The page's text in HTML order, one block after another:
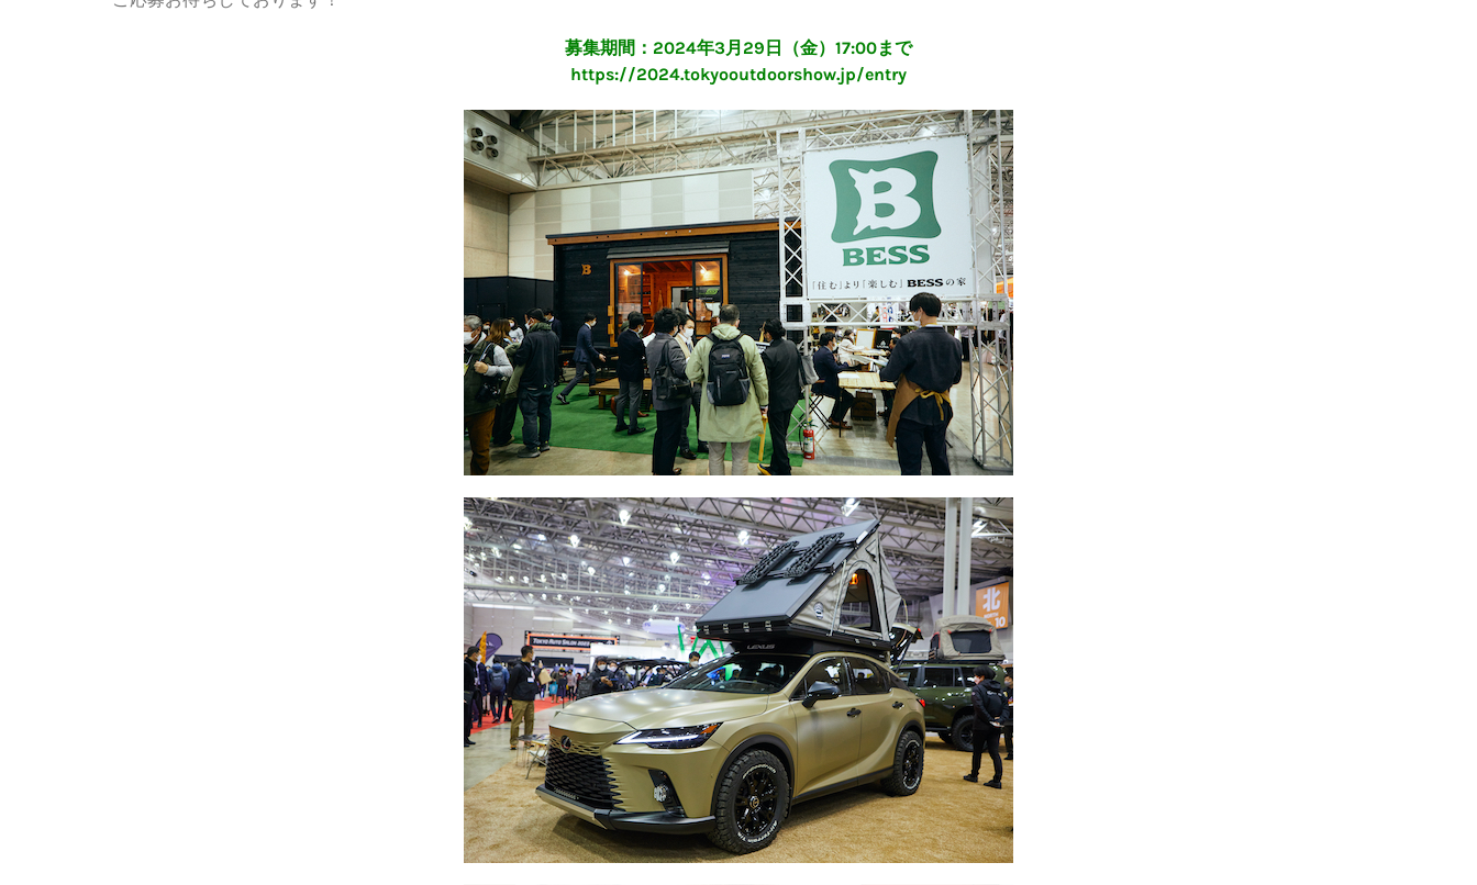
募集期間：2024年3月29日（金）17:00まで
https://2024.tokyooutdoorshow.jp/entry